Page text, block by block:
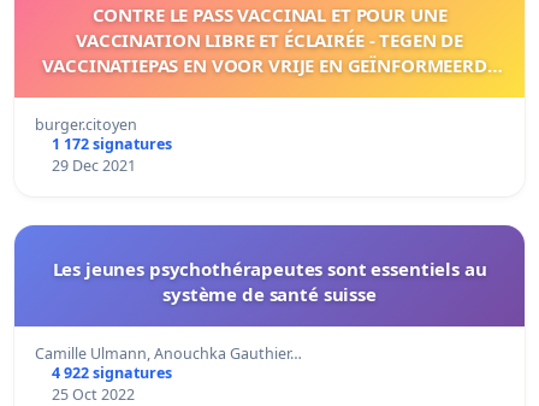
CONTRE LE PASS VACCINAL ET POUR UNE
VACCINATION LIBRE ET ÉCLAIRÉE - TEGEN DE
VACCINATIEPAS EN VOOR VRIJE EN GEÏNFORMEERDE
burger.citoyen
1 172 signatures
29 Dec 2021
Les jeunes psychothérapeutes sont essentiels au
système de santé suisse
Camille Ulmann, Anouchka Gauthier…
4 922 signatures
25 Oct 2022